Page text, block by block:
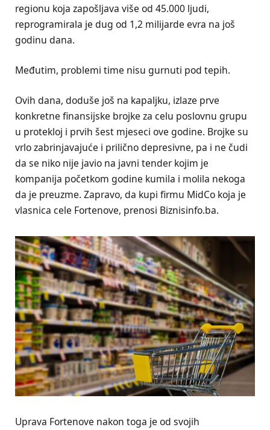
regionu koja zapošljava više od 45.000 ljudi,
reprogramirala je dug od 1,2 milijarde evra na još
godinu dana.
Međutim, problemi time nisu gurnuti pod tepih.
Ovih dana, doduše još na kapaljku, izlaze prve
konkretne finansijske brojke za celu poslovnu grupu
u protekloj i prvih šest mjeseci ove godine. Brojke su
vrlo zabrinjavajuće i prilično depresivne, pa i ne čudi
da se niko nije javio na javni tender kojim je
kompanija početkom godine kumila i molila nekoga
da je preuzme. Zapravo, da kupi firmu MidCo koja je
vlasnica cele Fortenove, prenosi Biznisinfo.ba.
Uprava Fortenove nakon toga je od svojih